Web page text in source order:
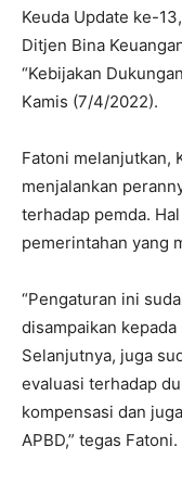
Keuda Update ke-
Ditjen Bina
“Kebijakan
Kamis (7/4/2022).
Fatoni melanjutkan,
menjalankan
terhadap pemda.
pemerintahan yang
“Pengaturan ini
disampaikan
Selanjutnya, juga
evaluasi terhadap
kompensasi dan
APBD,” tegas Fatoni.